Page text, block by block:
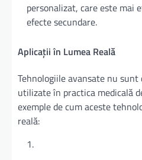
personalizat, care este mai
efecte secundare.
Aplicații în Lumea Reală
Tehnologiile avansate nu
utilizate în practica medicală
exemple de cum aceste
reală: